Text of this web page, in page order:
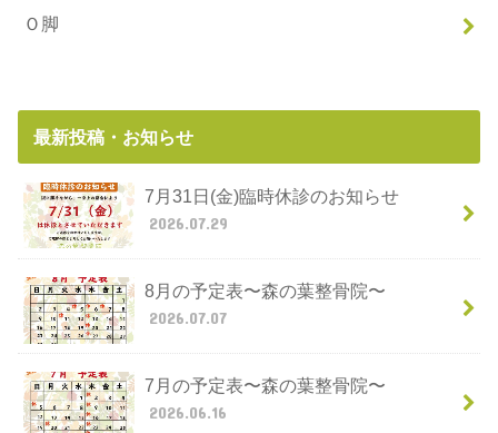
Ｏ脚
最新投稿・お知らせ
7月31日(金)臨時休診のお知らせ
2026.07.29
8月の予定表〜森の葉整骨院〜
2026.07.07
7月の予定表〜森の葉整骨院〜
2026.06.16